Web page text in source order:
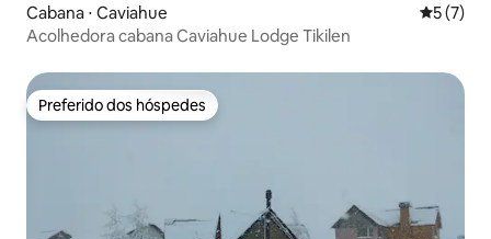
Cabana ⋅ Caviahue 5 de
5 (7)
Acolhedora cabana Caviahue Lodge Tikilen
Preferido dos hóspedes
Preferido dos hóspedes